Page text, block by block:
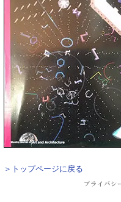
＞トップページに戻る